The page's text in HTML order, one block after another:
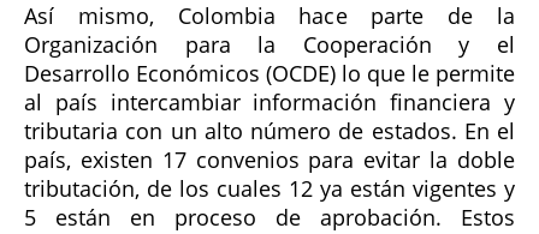
Así mismo, Colombia hace parte de la
Organización para la Cooperación y el
Desarrollo Económicos (OCDE) lo que le permite
al país intercambiar información financiera y
tributaria con un alto número de estados. En el
país, existen 17 convenios para evitar la doble
tributación, de los cuales 12 ya están vigentes y
5 están en proceso de aprobación. Estos